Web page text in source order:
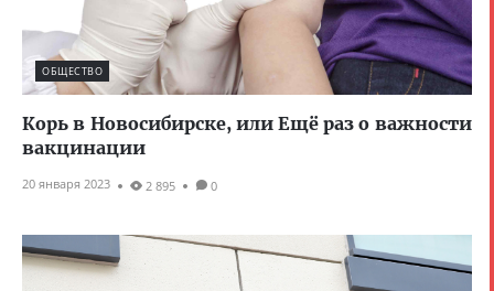
ОБЩЕСТВО
Корь в Новосибирске, или Ещё раз о важности
вакцинации
20 января 2023 2 895 0